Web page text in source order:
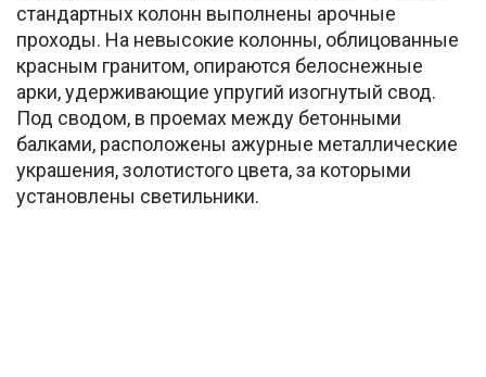
стандартных колонн выполнены арочные
проходы. На невысокие колонны, облицованные
красным гранитом, опираются белоснежные
арки, удерживающие упругий изогнутый свод.
Под сводом, в проемах между бетонными
балками, расположены ажурные металлические
украшения, золотистого цвета, за которыми
установлены светильники.